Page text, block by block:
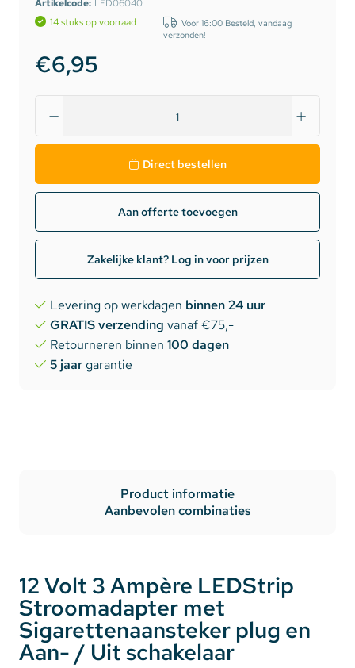
Artikelcode: LED06040
14 stuks op voorraad
Voor 16:00 Besteld, vandaag
verzonden!
€6,95
Direct bestellen
Aan offerte toevoegen
Zakelijke klant? Log in voor prijzen
Levering op werkdagen binnen 24 uur
GRATIS verzending vanaf €75,-
Retourneren binnen 100 dagen
5 jaargarantie
Product informatie
Aanbevolen combinaties
12 Volt 3 Ampère LEDStrip
Stroomadapter met
Sigarettenaansteker plug en
Aan- / Uit schakelaar